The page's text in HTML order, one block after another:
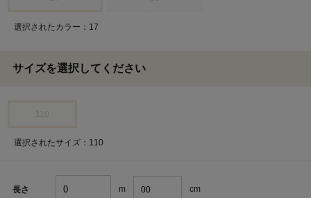
選択されたカラー：17
サイズを選択してください
選択されたサイズ：110
長さ m cm